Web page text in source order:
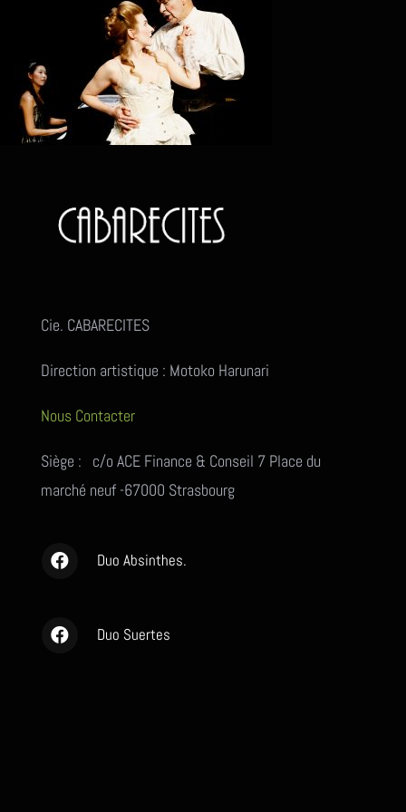
Cie. CABARECITES
Direction artistique : Motoko Harunari
Nous Contacter
Siège : c/o ACE Finance & Conseil 7 Place du
marché neuf -67000 Strasbourg
Duo Absinthes.
Duo Suertes